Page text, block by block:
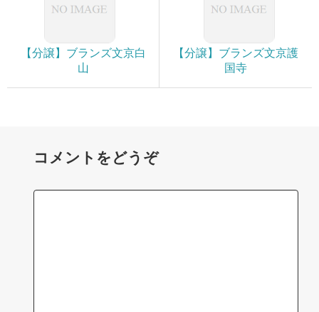
【分譲】ブランズ文京白
山
【分譲】ブランズ文京護
国寺
コメントをどうぞ